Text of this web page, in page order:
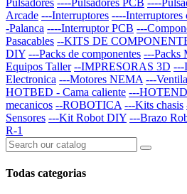
Pulsadores ----Pulsadores PCB ----
Arcade ---Interruptores ----Interruptores
-Palanca ----Interruptor PCB ---
Pasacables --KITS DE
DIY ---Packs de componentes ---Packs
Equipos Taller --IMPRESORAS 3D ---
Electronica ---Motores NEMA ---
HOTBED - Cama caliente ---
mecanicos --ROBOTICA ---Kits chasis
Sensores ---Kit Robot DIY ---Brazo
R-1
Todas categorias